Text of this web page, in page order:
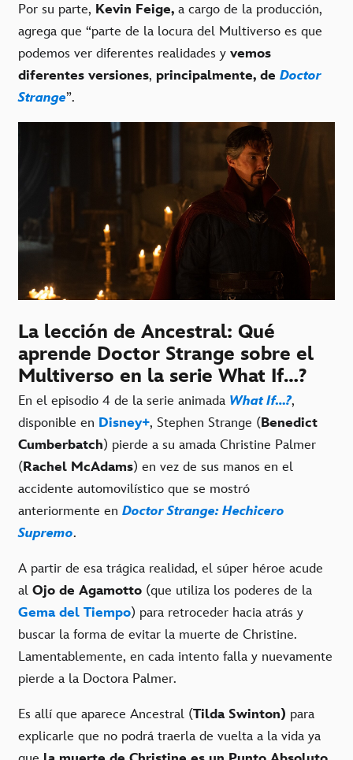
Por su parte, Kevin Feige, a cargo de la producción,
agrega que “parte de la locura del Multiverso es que
podemos ver diferentes realidades y vemos
diferentes versiones, principalmente, de Doctor
Strange”.
La lección de Ancestral: Qué
aprende Doctor Strange sobre el
Multiverso en la serie What If…?
En el episodio 4 de la serie animada What If…?,
disponible en Disney+, Stephen Strange (Benedict
Cumberbatch) pierde a su amada Christine Palmer
(Rachel McAdams) en vez de sus manos en el
accidente automovilístico que se mostró
anteriormente en Doctor Strange: Hechicero
Supremo.
A partir de esa trágica realidad, el súper héroe acude
al Ojo de Agamotto (que utiliza los poderes de la
Gema del Tiempo) para retroceder hacia atrás y
buscar la forma de evitar la muerte de Christine.
Lamentablemente, en cada intento falla y nuevamente
pierde a la Doctora Palmer.
Es allí que aparece Ancestral (Tilda Swinton) para
explicarle que no podrá traerla de vuelta a la vida ya